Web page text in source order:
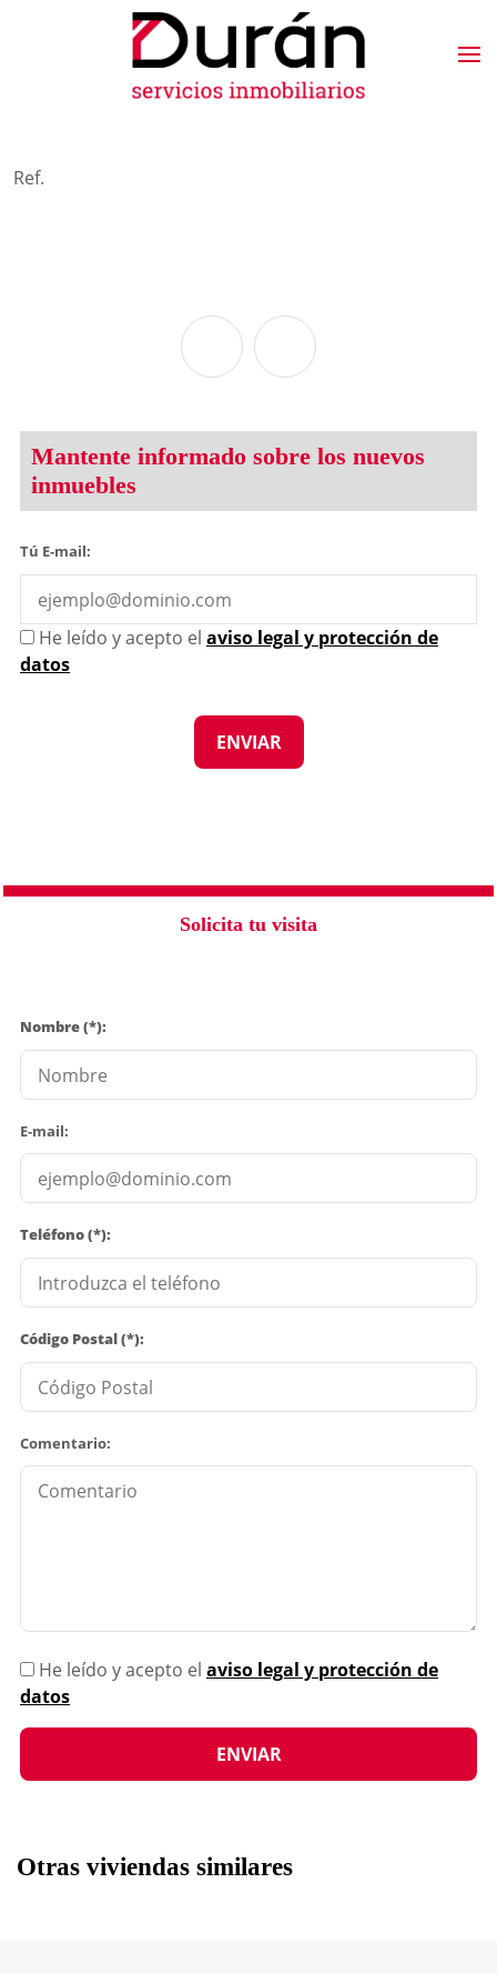
Ref.
Solicita tu visita
Nombre (*):
E-mail:
Teléfono (*):
Código Postal (*):
Comentario:
He leído y acepto el aviso legal y protección de
datos
Mantente informado sobre los nuevos
inmuebles
Tú E-mail:
He leído y acepto el aviso legal y protección de
datos
Otras viviendas similares